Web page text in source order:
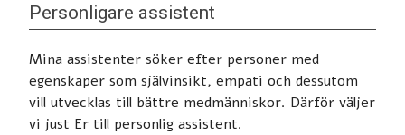
Personligare assistent
Mina assistenter söker efter personer med
egenskaper som självinsikt, empati och dessutom
vill utvecklas till bättre medmänniskor. Därför väljer
vi just Er till personlig assistent.